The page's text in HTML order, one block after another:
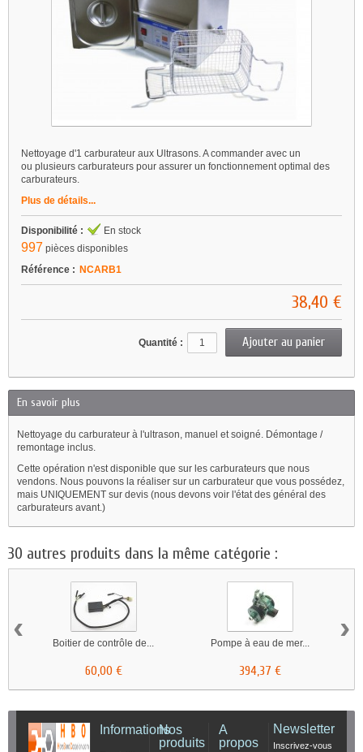
Nettoyage d'1 carburateur aux Ultrasons. A commander avec un
ou plusieurs carburateurs pour assurer un fonctionnement optimal des
carburateurs.
Plus de détails...
Disponibilité : En stock
997 pièces disponibles
Référence : NCARB1
38,40 €
Quantité :
En savoir plus
Nettoyage du carburateur à l'ultrason, manuel et soigné. Démontage /
remontage inclus.
Cette opération n'est disponible que sur les carburateurs que nous
vendons. Nous pouvons la réaliser sur un carburateur que vous possédez,
mais UNIQUEMENT sur devis (nous devons voir l'état des général des
carburateurs avant.)
30 autres produits dans la même catégorie :
Boitier de contrôle de...
60,00 €
Pompe à eau de mer...
394,37 €
‹ ›
InformationsNos
produits
A
propos
Newsletter
Inscrivez-vous